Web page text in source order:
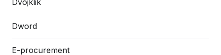
Dvojklik
Dword
E-procurement